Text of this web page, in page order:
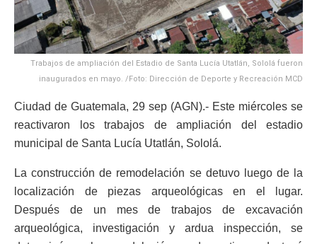
Trabajos de ampliación del Estadio de Santa Lucía Utatlán, Sololá fueron
inaugurados en mayo. /Foto: Dirección de Deporte y Recreación MCD
Ciudad de Guatemala, 29 sep (AGN).- Este miércoles se
reactivaron los trabajos de ampliación del estadio
municipal de Santa Lucía Utatlán, Sololá.
La construcción de remodelación se detuvo luego de la
localización de piezas arqueológicas en el lugar.
Después de un mes de trabajos de excavación
arqueológica, investigación y ardua inspección, se